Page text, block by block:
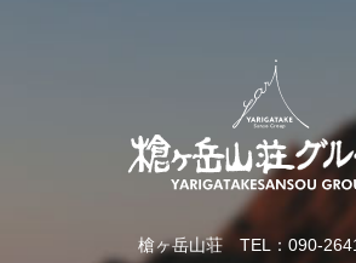
槍ヶ岳山荘 TEL：090-